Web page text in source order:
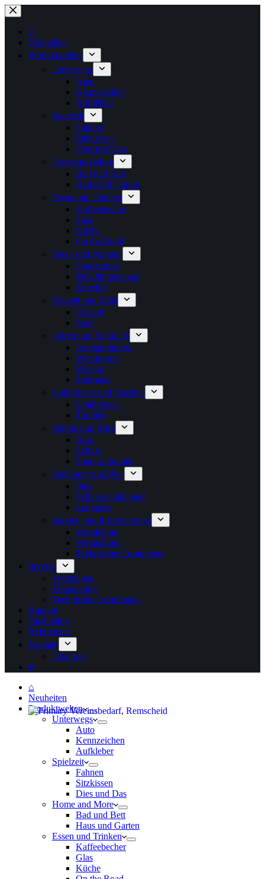
Zum
Inhalt
springen
⌂
Neuheiten
Produktwelten
Unterwegs
Auto
Kennzeichen
Aufkleber
Spielzeit
Fahnen
Sitzkissen
Dies und Das
Home and More
Bad und Bett
Haus und Garten
Essen und Trinken
Kaffeebecher
Glas
Küche
On the Road
Feuer und Flamme
Feuerzeuge
Metallfeuerzeuge
Zubehör
Freizeit und Spiel
Freizeit
Spiel
Uhren und Schmuck
Armbanduhren
Wanduhren
Wecker
Schmuck
Geldbörsen und Taschen
Geldbörsen
Taschen
Schule und Büro
Büro
Schule
Kugelschreiber
Anhänger und Pins
Pins
Schlüsselanhänger
Lanyards
Service und Informationen
Veredelung
Verpackung
Technische Grundlagen
Service
Veredelung
Verpackung
Technische Grundlagen
Katalog
Nachhaltig
Referenzen
Kontakt
Über uns
♥
⌂
Neuheiten
Produktwelten
Unterwegs
Auto
Kennzeichen
Aufkleber
Spielzeit
Fahnen
Sitzkissen
Dies und Das
Home and More
Bad und Bett
Haus und Garten
Essen und Trinken
Kaffeebecher
Glas
Küche